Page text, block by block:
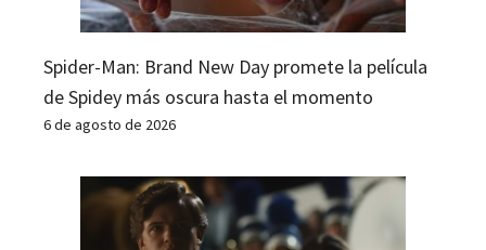
Spider-Man: Brand New Day promete la película
de Spidey más oscura hasta el momento
6 de agosto de 2026